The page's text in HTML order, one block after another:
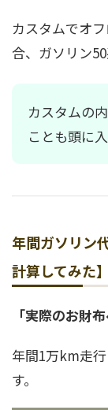
カスタムでオ
合、ガソリン
カスタムの
ことも頭に
年間ガソリン
計算してみた】
「実際のお財
年間1万km走
す。